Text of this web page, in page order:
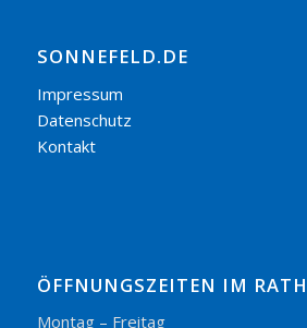
SONNEFELD.DE
Impressum
Datenschutz
Kontakt
ÖFFNUNGSZEITEN IM
Montag – Freitag